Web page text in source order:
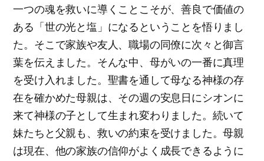
一つの魂を救いに導くことこそが、善良で価値の
ある「世の光と塩」になるということを悟りまし
た。そこで家族や友人、職場の同僚に次々と御言
葉を伝えました。そんな中、母がいの一番に真理
を受け入れました。聖書を通して母なる神様の存
在を確かめた母親は、その週の安息日にシオンに
来て神様の子として生まれ変わりました。続いて
妹たちと父親も、救いの約束を受けました。母親
は現在、他の家族の信仰がよく成長できるように